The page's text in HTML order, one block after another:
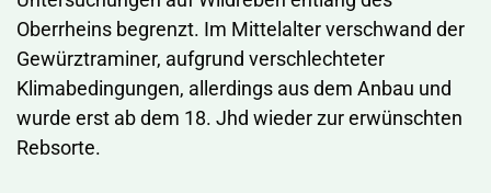
Oberrheins begrenzt. Im Mittelalter verschwand der
Gewürztraminer, aufgrund verschlechteter
Klimabedingungen, allerdings aus dem Anbau und
wurde erst ab dem 18. Jhd wieder zur erwünschten
Rebsorte.